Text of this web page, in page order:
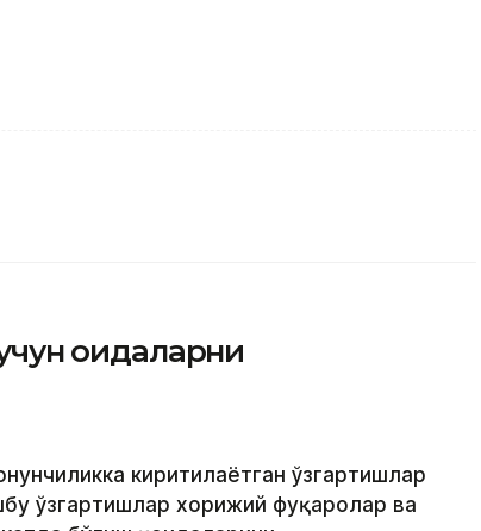
қоидаларни
киритилаётган ўзгартишлар
ўзгартишлар хорижий фуқаролар ва